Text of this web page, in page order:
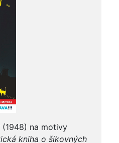
na motivy
kniha o šikovných